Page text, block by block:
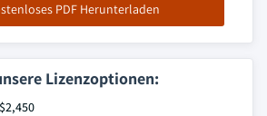
PDF Herunterladen
Lizenzoptionen: